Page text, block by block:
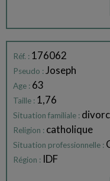
Réf. : 176062
Pseudo : Joseph
Age : 63
Taille : 1,76
Situation familiale :
Religion : catholique
Situation professionnelle :
Région : IDF